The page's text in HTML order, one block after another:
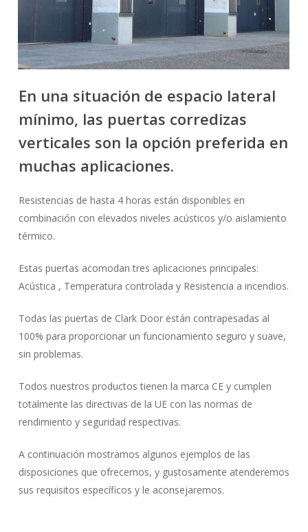
En una situación de espacio lateral
mínimo, las puertas corredizas
verticales son la opción preferida en
muchas aplicaciones.
Resistencias de hasta 4 horas están disponibles en
combinación con elevados niveles acústicos y/o aislamiento
térmico.
Estas puertas acomodan tres aplicaciones principales:
Acústica , Temperatura controlada y Resistencia a incendios.
Todas las puertas de Clark Door están contrapesadas al
100% para proporcionar un funcionamiento seguro y suave,
sin problemas.
Todos nuestros productos tienen la marca CE y cumplen
totalmente las directivas de la UE con las normas de
rendimiento y seguridad respectivas.
A continuación mostramos algunos ejemplos de las
disposiciones que ofrecemos, y gustosamente atenderemos
sus requisitos específicos y le aconsejaremos.